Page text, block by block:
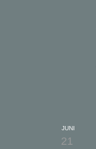
JUNI
21